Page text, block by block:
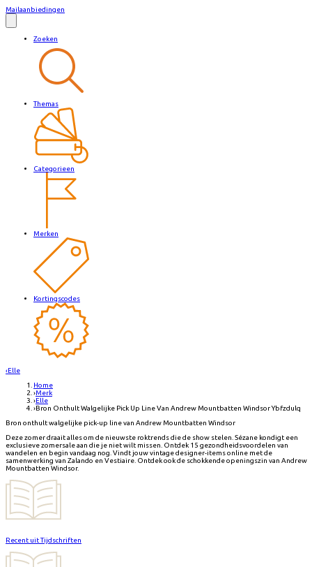
Mailaanbiedingen
Zoeken
Themas
Categorieen
Merken
Kortingscodes
‹Elle
Home
›Merk
›Elle
›Bron Onthult Walgelijke Pick Up Line Van Andrew Mountbatten Windsor Ybfzdulq
Bron onthult walgelijke pick-up line van Andrew Mountbatten Windsor
Deze zomer draait alles om de nieuwste roktrends die de show stelen. Sézane kondigt een
exclusieve zomersale aan die je niet wilt missen. Ontdek 15 gezondheidsvoordelen van
wandelen en begin vandaag nog. Vindt jouw vintage designer-items online met de
samenwerking van Zalando en Vestiaire. Ontdek ook de schokkende openingszin van Andrew
Mountbatten Windsor.
Recent uit Tijdschriften